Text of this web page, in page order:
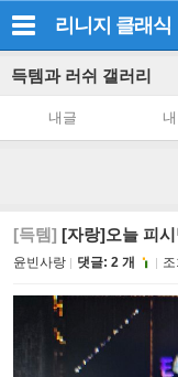
리니지 클래식
득템과 러쉬 갤러리
내글
[득템] [자랑]오늘 피
윤빈사랑 댓글: 2 개